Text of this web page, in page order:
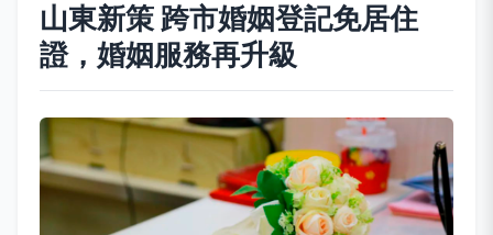
山東新策 跨市婚姻登記免居住
證，婚姻服務再升級